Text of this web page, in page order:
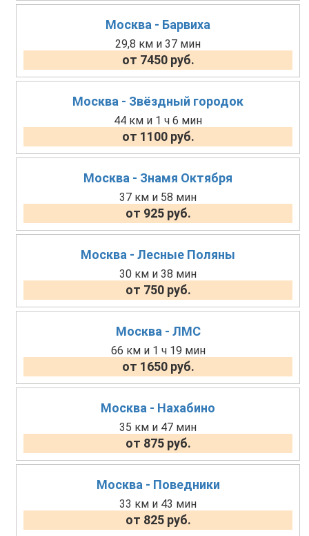
Москва - Барвиха
29,8 км и 37 мин
от 7450 руб.
Москва - Звёздный городок
44 км и 1 ч 6 мин
от 1100 руб.
Москва - Знамя Октября
37 км и 58 мин
от 925 руб.
Москва - Лесные Поляны
30 км и 38 мин
от 750 руб.
Москва - ЛМС
66 км и 1 ч 19 мин
от 1650 руб.
Москва - Нахабино
35 км и 47 мин
от 875 руб.
Москва - Поведники
33 км и 43 мин
от 825 руб.